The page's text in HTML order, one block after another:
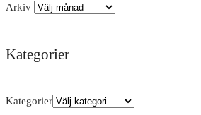
Arkiv
Kategorier
Kategorier